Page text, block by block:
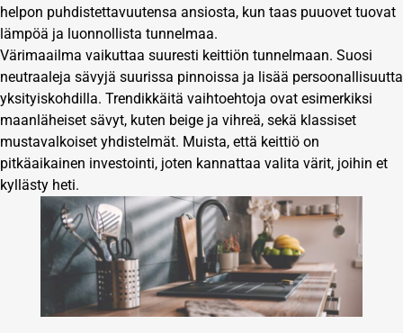
helpon puhdistettavuutensa ansiosta, kun taas puuovet tuovat
lämpöä ja luonnollista tunnelmaa.
Värimaailma vaikuttaa suuresti keittiön tunnelmaan. Suosi
neutraaleja sävyjä suurissa pinnoissa ja lisää persoonallisuutta
yksityiskohdilla. Trendikkäitä vaihtoehtoja ovat esimerkiksi
maanläheiset sävyt, kuten beige ja vihreä, sekä klassiset
mustavalkoiset yhdistelmät. Muista, että keittiö on
pitkäaikainen investointi, joten kannattaa valita värit, joihin et
kyllästy heti.